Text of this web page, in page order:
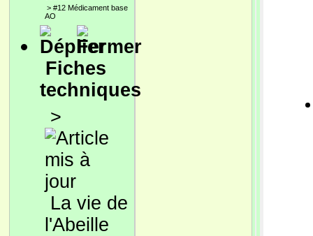
> #12 Médicament base
AO
Fiches
techniques
>
La vie de
l'Abeille